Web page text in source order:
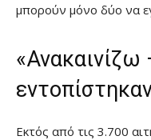
μπορούν μόνο δύο να
Εκτός από τις 3.700